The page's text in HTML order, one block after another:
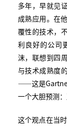
多年，早就见
成熟应用。在
覆性的技术，
利良好的公司
沫，联想到四
与技术成熟度
——这是
一个大胆预测：
这个观点在当